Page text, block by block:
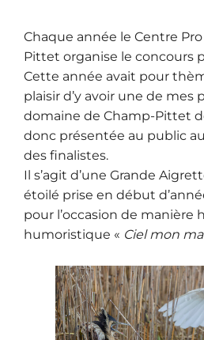
Chaque année le Centre
Pittet organise le concours
Cette année avait pour
plaisir d’y avoir une de mes
domaine de Champ-Pittet
donc présentée au public
des finalistes.
Il s’agit d’une Grande
étoilé prise en début
pour l’occasion de manière
humoristique « Ciel mon